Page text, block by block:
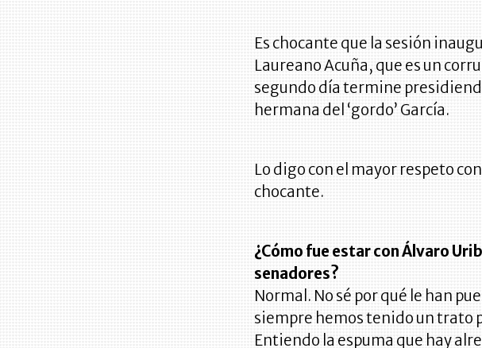
Es chocante que la sesión
Laureano Acuña, que es un
segundo día termine
hermana del ‘gordo’ García.
Lo digo con el mayor respeto
chocante.
¿Cómo fue estar con Álvaro
senadores?
Normal. No sé por qué le han
siempre hemos tenido un trato
Entiendo la espuma que hay